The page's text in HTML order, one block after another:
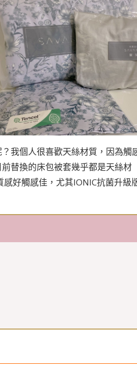
我個人很喜歡天絲材質，因為觸
替換的床包被套幾乎都是天絲材
感好觸感佳，尤其IONIC抗菌升級